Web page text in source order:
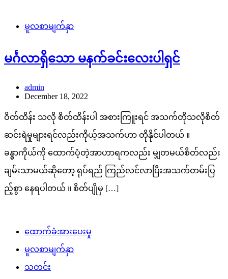
မူလစာမျက်နှာ
မင်္ဂလာရှိသော မနက်ခင်းလေးပါရှင်
admin
December 18, 2022
ဝိတ်ထိန်း သလို စိတ်ထိန်းပါ အစားကြူးရင် အသက်တိုသလိုစိတ်
ဆင်းရဲမှုများရင်လည်းကိုယ့်အသက်ဟာ တိုနိုင်ပါတယ် ။
ခန္ဓာကိုယ်ကို ထောက်ပံ့တဲ့အာဟာရကလည်း မျှတမယ်စိတ်လည်း
ချမ်းသာမယ်ဆိုတော့ ရုပ်ရည် ကြည်လင်လာပြီးအသက်တမ်းပြ
ည့်စွာ နေရပါတယ် ။ စိတ်ပျိုမှ […]
ထောက်ခံအားပေးမှု
မူလစာမျက်နှာ
သတင်း